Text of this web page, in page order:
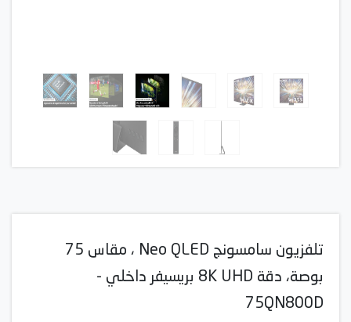
تلفزيون سامسونج Neo QLED ، مقاس 75
بوصة، دقة 8K UHD بريسيفر داخلي -
75QN800D